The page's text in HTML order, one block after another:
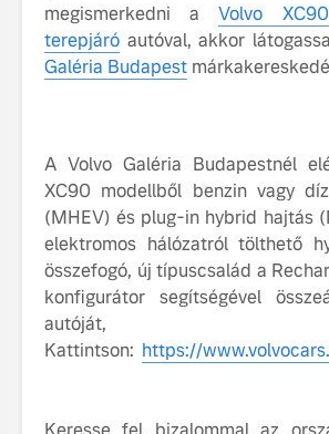
megismerkedni aVolvo XC90
terepjáró autóval, akkor
Galéria Budapest
A Volvo Galéria Budapestnél
XC90 modellből benzin vagy
(MHEV) és plug-in hybrid hajtás
elektromos hálózatról tölthető
összefogó, új típuscsalád a
konfigurátor segítségével
autóját,
Kattintson: https://
Az új Volvo EX60 új
szintre emeli a
fenntarthatóságot